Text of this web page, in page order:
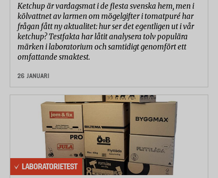
med 50 % vardera.
Ketchup är vardagsmat i de flesta svenska hem, men i
kölvattnet av larmen om mögelgifter i tomatpuré har
frågan fått ny aktualitet: hur ser det egentligen ut i vår
ketchup? Testfakta har låtit analysera tolv populära
märken i laboratorium och samtidigt genomfört ett
omfattande smaktest.
26 JANUARI
LABORATORIETEST